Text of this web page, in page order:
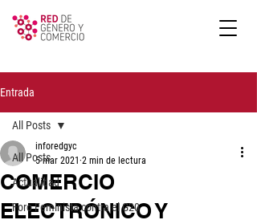
Entrada
All Posts
Actualidad
Foro Feminista contra el G20
All Posts
COMERCIO
ELECTRÓNICO Y
inforedgyc
5 mar 2021 2 min de lectura